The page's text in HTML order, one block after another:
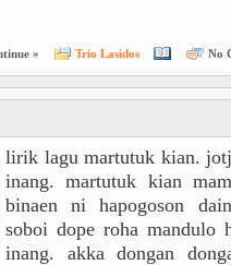
» Trio Lasidos No
lirik lagu martutuk kian.
inang. martutuk kian
binaen ni hapogoson
soboi dope roha mandulo
inang. akka dongan